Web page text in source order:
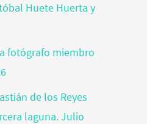
Huete Huerta y
fotógrafo miembro
de los Reyes
laguna. Julio